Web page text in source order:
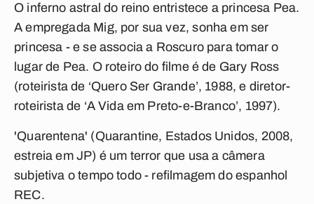
O inferno astral do reino entristece a princesa Pea.
A empregada Mig, por sua vez, sonha em ser
princesa - e se associa a Roscuro para tomar o
lugar de Pea. O roteiro do filme é de Gary Ross
(roteirista de ‘Quero Ser Grande’, 1988, e diretor-
roteirista de ‘A Vida em Preto-e-Branco’, 1997).
'Quarentena' (Quarantine, Estados Unidos, 2008,
estreia em JP) é um terror que usa a câmera
subjetiva o tempo todo - refilmagem do espanhol
REC.